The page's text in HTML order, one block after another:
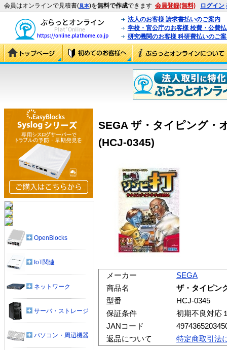
会員はオンラインで見積書(見本)を無料で作成できます 会員登録(無料) ログイン
法人のお客様 請求書払いのご案内
学校・官公庁のお客様 校費・公費
研究機関のお客様 科研費払いのご
SEGA ザ・タイピング・
(HCJ-0345)
メーカー
SEGA
商品名
ザ・タイピン
型番
HCJ-0345
保証条件
初期不良対応
JANコード
返品について
特定商取引法
OpenBlocks
IoT関連
ネットワーク
サーバ・ストレージ
パソコン・周辺機器